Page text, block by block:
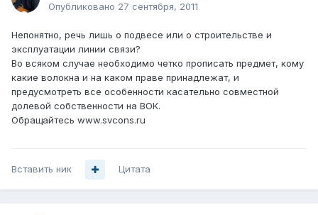
Опубликовано 27 сентября, 2011
Непонятно, речь лишь о подвесе или о строительстве и
эксплуатации линии связи?
Во всяком случае необходимо четко прописать предмет, кому
какие волокна и на каком праве принадлежат, и
предусмотреть все особенности касательно совместной
долевой собственности на ВОК.
Обращайтесь www.svcons.ru
Вставить ник Цитата